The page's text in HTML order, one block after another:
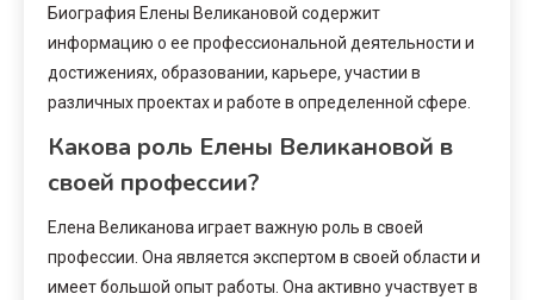
Биография Елены Великановой содержит
информацию о ее профессиональной деятельности и
достижениях, образовании, карьере, участии в
различных проектах и работе в определенной сфере.
Какова роль Елены Великановой в
своей профессии?
Елена Великанова играет важную роль в своей
профессии. Она является экспертом в своей области и
имеет большой опыт работы. Она активно участвует в